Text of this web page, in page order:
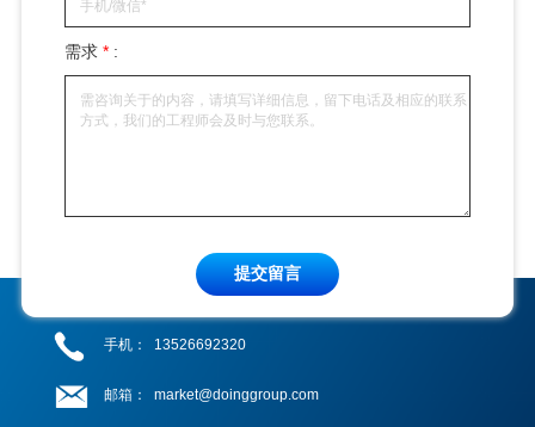
需求* :
提交留言
手机： 13526692320
邮箱： market@doinggroup.com